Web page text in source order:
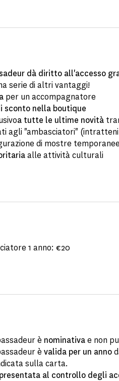
dà diritto all'accesso
serie di altri vantaggi!
per un accompagnatore
sconto nella boutique
a tutte le ultime novità
agli "ambasciatori"
di mostre temporanee
alle attività culturali
1 anno: €20
è nominativae non
è valida per un anno
sulla carta.
presentata al controllo degli